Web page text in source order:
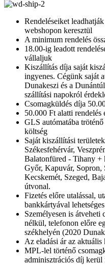
Rendeléseiket
webshopon keresztül
A minimum rendelés
18.00-ig leadott
vállaljuk
Kiszállítás díja saját
ingyenes. Cégünk saját
Dunakeszi és a
szállítási napokról
Csomagküldés díja
50.000 Ft alatti rendelés
GLS autómatába
költség
Saját kiszállítási
Székesfehérvár,
Balatonfüred - Tihany +
Győr, Kapuvár, Sopron,
Kecskemét, Szeged,
útvonal.
Fizetés előre utalással,
bankkártyával lehetséges
Személyesen is átveheti
nélkül, telefonon előre
székhelyén (2020
Az eladási ár az aktuális
MPL-lel történő
adminisztrációs díj kerül